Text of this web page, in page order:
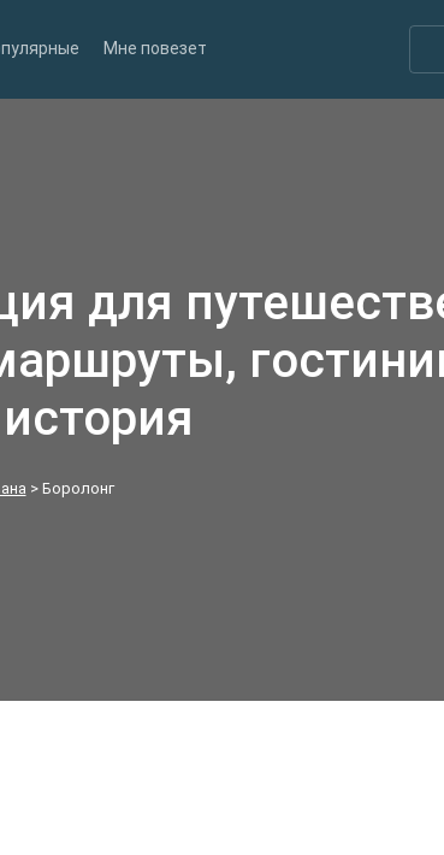
Мне повезет
для
> Боролонг